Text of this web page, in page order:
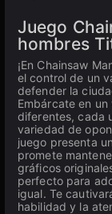
Juego
hombres
¡En Chainsaw
el control de un
defender la
Embárcate en
diferentes, cada
variedad de
juego presenta
promete
gráficos
perfecto para
igual. Te
habilidad y la